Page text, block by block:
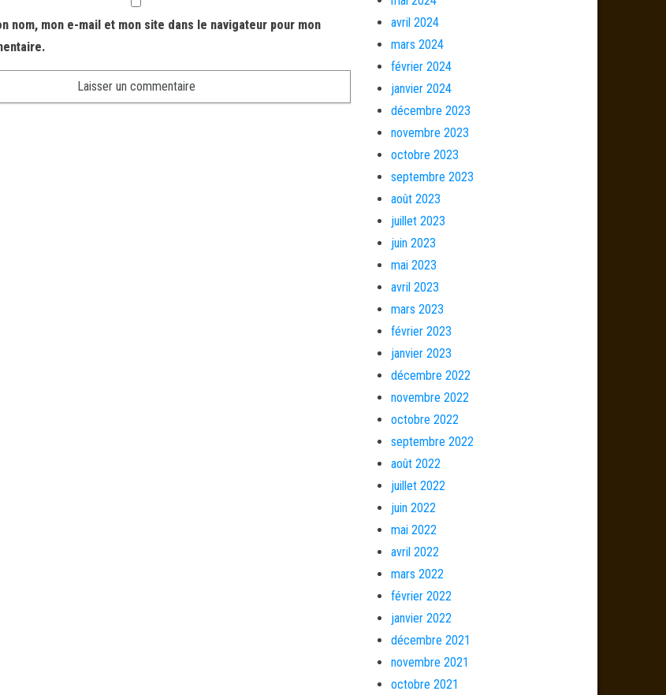
nom, mon e-mail et mon site dans le navigateur pour mon
avril 2024
mars 2024
février 2024
janvier 2024
décembre 2023
novembre 2023
octobre 2023
septembre 2023
août 2023
juillet 2023
juin 2023
mai 2023
avril 2023
mars 2023
février 2023
janvier 2023
décembre 2022
novembre 2022
octobre 2022
septembre 2022
août 2022
juillet 2022
juin 2022
mai 2022
avril 2022
mars 2022
février 2022
janvier 2022
décembre 2021
novembre 2021
octobre 2021